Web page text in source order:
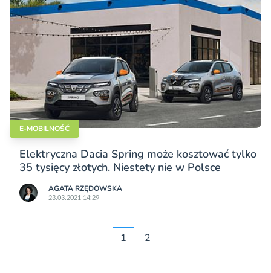
E-MOBILNOŚĆ
Elektryczna Dacia Spring może kosztować tylko
35 tysięcy złotych. Niestety nie w Polsce
AGATA RZĘDOWSKA
23.03.2021 14:29
1 2